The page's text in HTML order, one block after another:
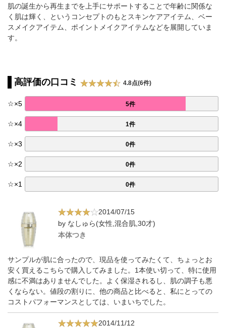
肌の誕生から再生までを上手にサポートすることで年齢に関係な
く肌は輝く、というコンセプトのもとスキンケアアイテム、ベー
スメイクアイテム、ポイントメイクアイテムなどを展開していま
す。
高評価の口コミ 4.8点(6件)
☆×5 5件
☆×4 1件
☆×3 0件
☆×2 0件
☆×1 0件
2014/07/15
by なしゅら(女性,混合肌,30才)
本体つき
サンプルが肌に合ったので、現品を使ってみたくて、ちょっとお
安く買えるこちらで購入してみました。1本使い切って、特に使用
感に不満はありませんでした。よく保湿されるし、肌の調子も悪
くならない。値段の割りに、他の商品と比べると、私にとっての
コストパフォーマンスとしては、いまいちでした。
2014/11/12